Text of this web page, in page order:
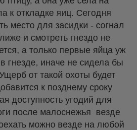
к откладке яиц. Сегодня
место для засидки - согнал
и смотреть гнездо не
а только первые яйца уж
гнезде, иначе не сидела бы
от такой охоты будет
к позднему сроку
доступность угодий для
после малоснежья везде
можно везде на любой